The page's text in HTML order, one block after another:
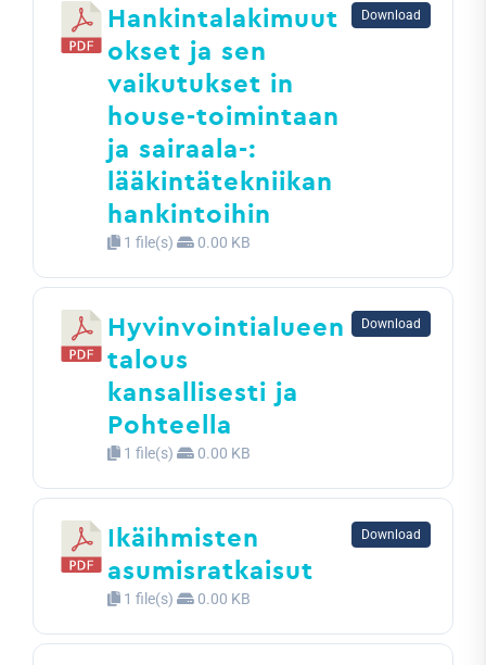
Hankintalakimuut
okset ja sen
vaikutukset in
house-toimintaan
ja sairaala-:
lääkintätekniikan
hankintoihin
1 file(s) 0.00 KB
Download
Hyvinvointialueen
talous
kansallisesti ja
Pohteella
1 file(s) 0.00 KB
Download
Ikäihmisten
asumisratkaisut
1 file(s) 0.00 KB
Download